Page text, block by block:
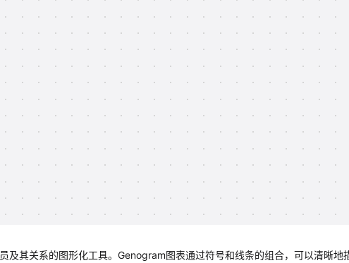
及其关系的图形化工具。Genogram图表通过符号和线条的组合，可以清晰地